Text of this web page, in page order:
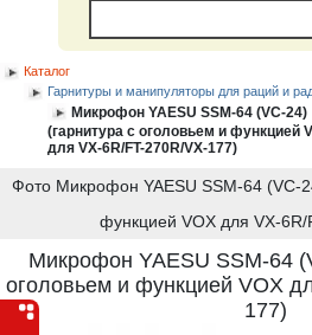
Каталог
Гарнитуры и манипуляторы для раций и
Микрофон YAESU SSM-64 (VC-24)
(гарнитура с оголовьем и функцией
для VX-6R/FT-270R/VX-177)
Фото Микрофон YAESU SSM-64 (VC-
функцией VOX для VX-
Микрофон YAESU SSM-64
оголовьем и функцией VOX
177)